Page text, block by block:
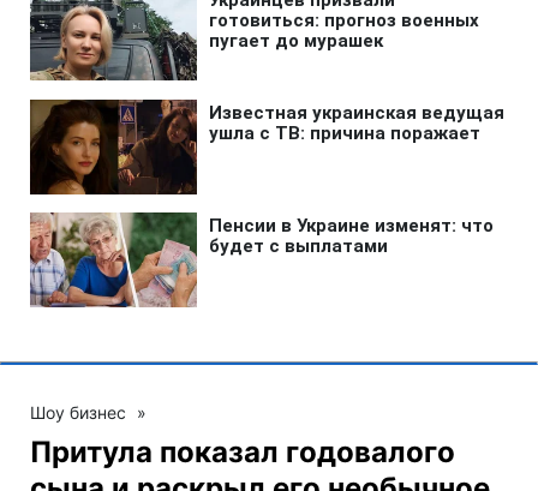
Шоу бизнес »
Притула показал годовалого